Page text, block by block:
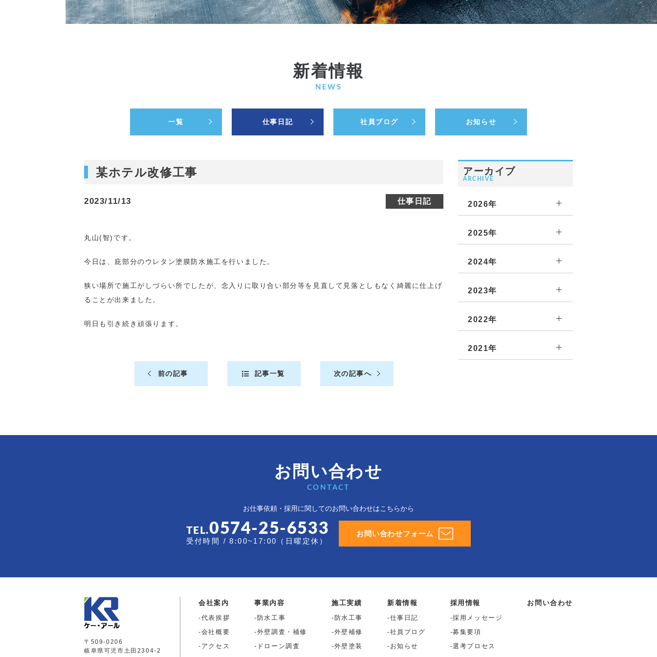
新着情報
NEWS
一覧 仕事日記 社員ブログ お知らせ
某ホテル改修工事
2023/11/13 仕事日記
丸山(智)です。
今日は、庇部分のウレタン塗膜防水施工を行いました。
狭い場所で施工がしづらい所でしたが、念入りに取り合い部分等を見直して見落としもなく綺麗に仕上げ
ることが出来ました。
明日も引き続き頑張ります。
前の記事 記事一覧 次の記事へ
アーカイブ
ARCHIVE
2026年
2025年
2024年
2023年
2022年
2021年
お問い合わせ
CONTACT
お仕事依頼・採用に関してのお問い合わせはこちらから
TEL.0574-25-6533
受付時間 / 8:00~17:00（日曜定休）
お問い合わせフォーム
〒509-0206
岐阜県可児市土田2304-2
会社案内
代表挨拶
会社概要
アクセス
事業内容
防水工事
外壁調査・補修
ドローン調査
施工実績
防水工事
外壁補修
外壁塗装
新着情報
仕事日記
社員ブログ
お知らせ
採用情報
採用メッセージ
募集要項
選考プロセス
お問い合わせ